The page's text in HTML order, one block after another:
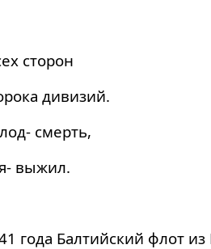
сторон
дивизий.
смерть,
выжил.
года Балтийский флот